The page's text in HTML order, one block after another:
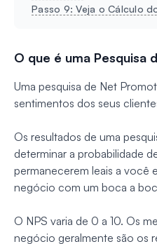
Passo 9: Veja o Cálculo
O que é uma Pesquisa
Uma pesquisa de Net
sentimentos dos seus
Os resultados de uma
determinar a probabilidade
permanecerem leais a você
negócio com um boca a
O NPS varia de 0 a 10. Os
negócio geralmente são os